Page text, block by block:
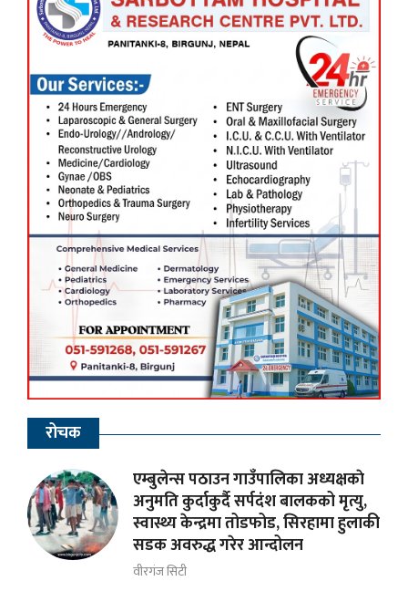
रोचक
एम्बुलेन्स पठाउन गाउँपालिका अध्यक्षकाे
अनुमति कुर्दाकुर्दै सर्पदंश बालकको मृत्यु,
स्वास्थ्य केन्द्रमा तोडफोड, सिरहामा हुलाकी
सडक अवरुद्ध गरेर आन्दोलन
वीरगंज सिटी